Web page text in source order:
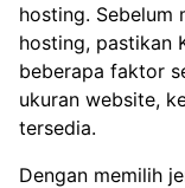
hosting. Sebelum
hosting, pastikan
beberapa faktor
ukuran website,
tersedia.
Dengan memilih